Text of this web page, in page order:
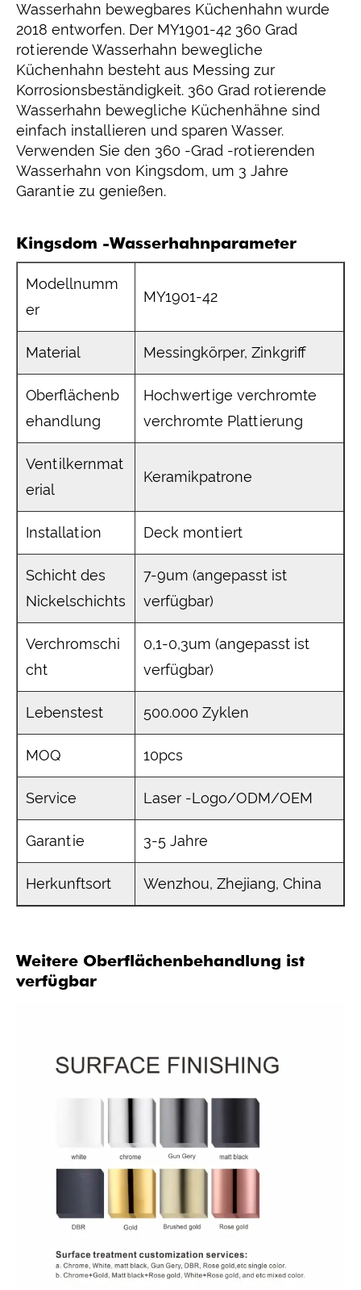
Wasserhahn bewegbares Küchenhahn wurde
2018 entworfen. Der MY1901-42 360 Grad
rotierende Wasserhahn bewegliche
Küchenhahn besteht aus Messing zur
Korrosionsbeständigkeit. 360 Grad rotierende
Wasserhahn bewegliche Küchenhähne sind
einfach installieren und sparen Wasser.
Verwenden Sie den 360 -Grad -rotierenden
Wasserhahn von Kingsdom, um 3 Jahre
Garantie zu genießen.
Kingsdom -Wasserhahnparameter
Modellnumm
er
MY1901-42
Material Messingkörper, Zinkgriff
Oberflächenb
ehandlung
Hochwertige verchromte
verchromte Plattierung
Ventilkernmat
erial
Keramikpatrone
Installation Deck montiert
Schicht des
Nickelschichts
7-9um (angepasst ist
verfügbar)
Verchromschi
cht
0,1-0,3um (angepasst ist
verfügbar)
Lebenstest 500.000 Zyklen
MOQ 10pcs
Service Laser -Logo/ODM/OEM
Garantie 3-5 Jahre
Herkunftsort Wenzhou, Zhejiang, China
Weitere Oberflächenbehandlung ist
verfügbar